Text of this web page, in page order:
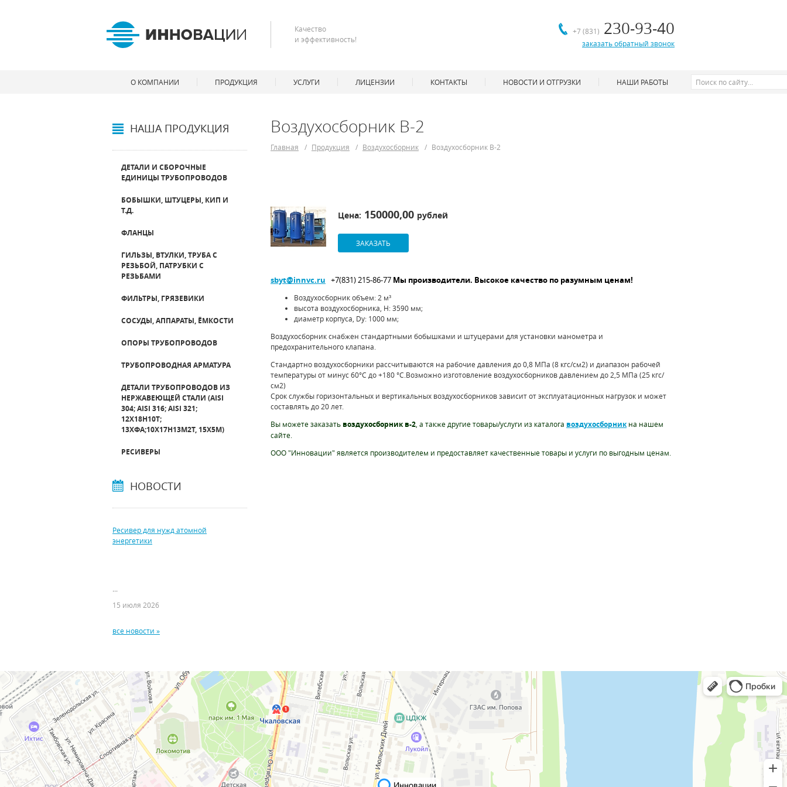
НАША ПРОДУКЦИЯ
ДЕТАЛИ И СБОРОЧНЫЕ
ЕДИНИЦЫ ТРУБОПРОВОДОВ
БОБЫШКИ, ШТУЦЕРЫ, КИП И
Т.Д.
ФЛАНЦЫ
ГИЛЬЗЫ, ВТУЛКИ, ТРУБА С
РЕЗЬБОЙ, ПАТРУБКИ С
РЕЗЬБАМИ
ФИЛЬТРЫ, ГРЯЗЕВИКИ
СОСУДЫ, АППАРАТЫ, ЁМКОСТИ
ОПОРЫ ТРУБОПРОВОДОВ
ТРУБОПРОВОДНАЯ АРМАТУРА
ДЕТАЛИ ТРУБОПРОВОДОВ ИЗ
НЕРЖАВЕЮЩЕЙ СТАЛИ (AISI
304; AISI 316; AISI 321;
12Х18Н10Т;
13ХФА;10Х17Н13М2Т, 15Х5М)
РЕСИВЕРЫ
НОВОСТИ
Ресивер для нужд атомной
энергетики
15 июля 2026
все новости »
Воздухосборник В-2
Главная / Продукция / Воздухосборник / Воздухосборник В-2
Цена: 150000,00 рублей
ЗАКАЗАТЬ
sbyt@innvc.ru +7(831) 215-86-77 Мы производители. Высокое качество по разумным ценам!
Воздухосборник объем: 2 м³
высота воздухосборника, H: 3590 мм;
диаметр корпуса, Dу: 1000 мм;
Воздухосборник снабжен стандартными бобышками и штуцерами для установки манометра и
предохранительного клапана.
Стандартно воздухосборники рассчитываются на рабочие давления до 0,8 МПа (8 кгс/см2) и диапазон рабочей
температуры от минус 60°С до +180 °С. Возможно изготовление воздухосборников давлением до 2,5 МПа (25 кгс/
см2)
Срок службы горизонтальных и вертикальных воздухосборников зависит от эксплуатационных нагрузок и может
составлять до 20 лет.
Вы можете заказать воздухосборник в-2 , а также другие товары/услуги из каталога воздухосборник на нашем
сайте.
ООО "Инновации" является производителем и предоставляет качественные товары и услуги по выгодным ценам.
Качество
и эффективность!
+7 (831) 230-93-40
заказать обратный звонок
О КОМПАНИИ ПРОДУКЦИЯ УСЛУГИ ЛИЦЕНЗИИ КОНТАКТЫ НОВОСТИ И ОТГРУЗКИ НАШИ РАБОТЫ